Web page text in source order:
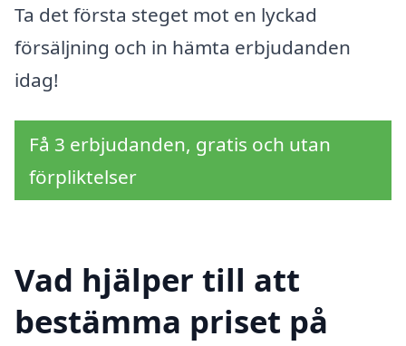
Ta det första steget mot en lyckad
försäljning och in hämta erbjudanden
idag!
Få 3 erbjudanden, gratis och utan
förpliktelser
Vad hjälper till att
bestämma priset på